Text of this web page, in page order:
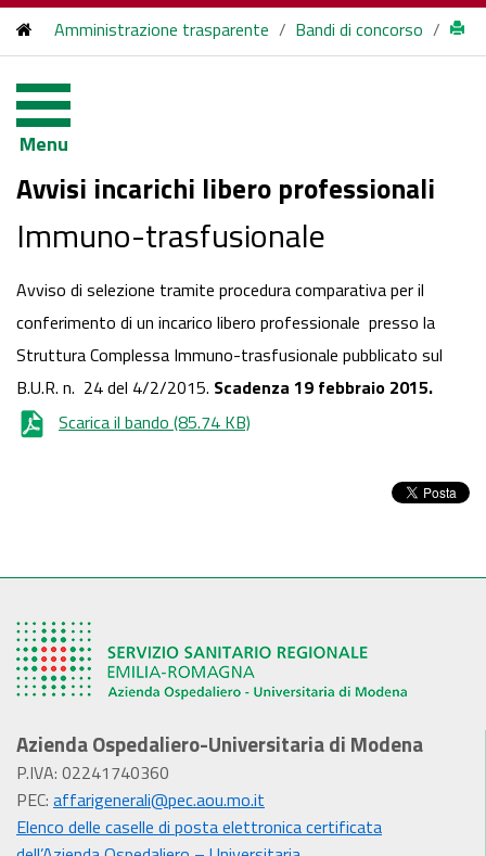
Amministrazione trasparente / Bandi di concorso /
Avvisi Incarichi - Immunotrasfusionale
Menu
Avvisi incarichi libero professionali
Immuno-trasfusionale
Avviso di selezione tramite procedura comparativa per il
conferimento di un incarico libero professionale presso la
Struttura Complessa Immuno-trasfusionale pubblicato sul
B.U.R. n. 24 del 4/2/2015. Scadenza 19 febbraio 2015.
Scarica il bando (85.74 KB)
Azienda Ospedaliero-Universitaria di Modena
P.IVA: 02241740360
PEC: affarigenerali@pec.aou.mo.it
Elenco delle caselle di posta elettronica certificata